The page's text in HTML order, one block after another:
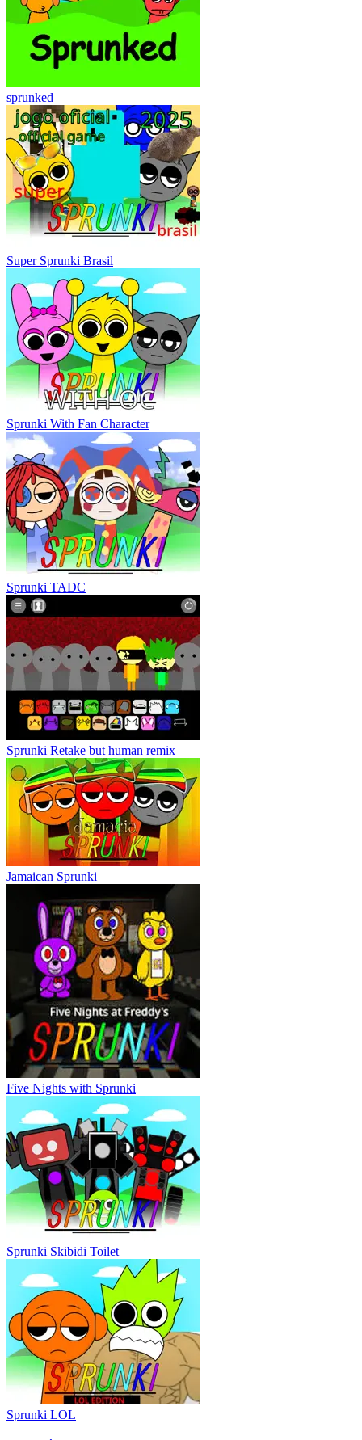
sprunked
Super Sprunki Brasil
Sprunki With Fan Character
Sprunki TADC
Sprunki Retake but human remix
Jamaican Sprunki
Five Nights with Sprunki
Sprunki Skibidi Toilet
Sprunki LOL